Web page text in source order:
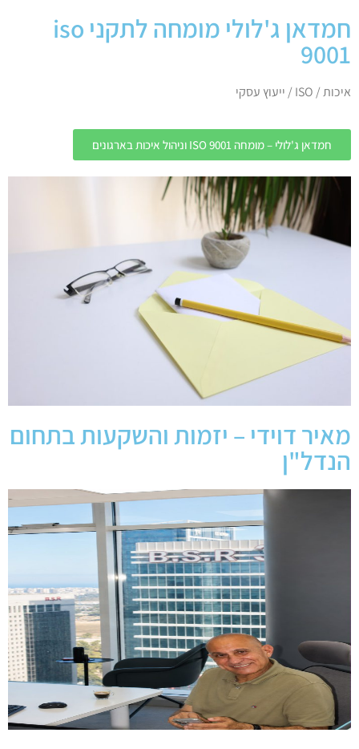
חמדאן ג'לולי מומחה לתקני iso
9001
איכות / ISO / ייעוץ עסקי
חמדאן ג'לולי – מומחה ISO 9001 וניהול איכות בארגונים
מאיר דוידי – יזמות והשקעות בתחום
הנדל"ן